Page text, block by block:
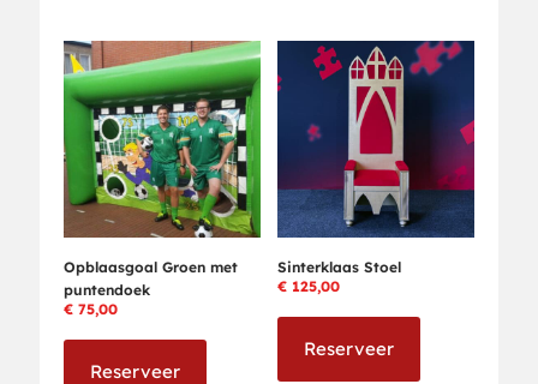
Opblaasgoal Groen met
puntendoek
€ 75,00
Reserveer
Sinterklaas Stoel
€125,00
Reserveer